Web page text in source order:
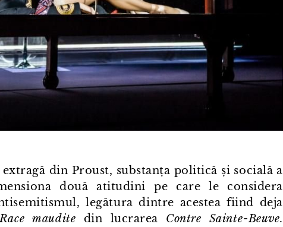
din Proust, substanța politică și socială a
două atitudini pe care le considera
legătura dintre acestea fiind deja
maudite din lucrarea Contre Sainte⁠-⁠Beuve.